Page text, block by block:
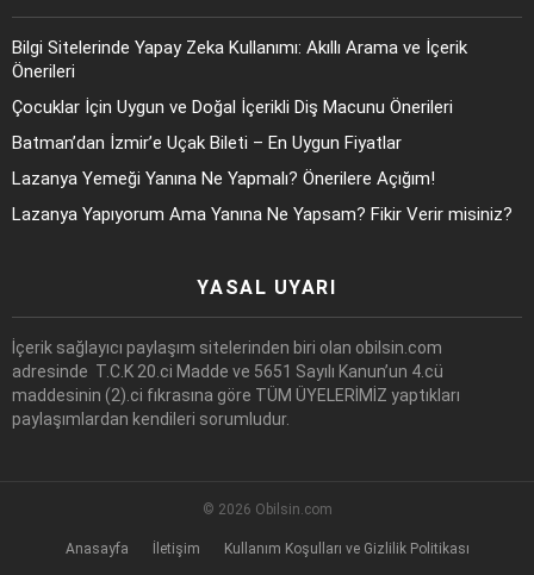
Bilgi Sitelerinde Yapay Zeka Kullanımı: Akıllı Arama ve İçerik
Önerileri
Çocuklar İçin Uygun ve Doğal İçerikli Diş Macunu Önerileri
Batman’dan İzmir’e Uçak Bileti – En Uygun Fiyatlar
Lazanya Yemeği Yanına Ne Yapmalı? Önerilere Açığım!
Lazanya Yapıyorum Ama Yanına Ne Yapsam? Fikir Verir misiniz?
YASAL UYARI
İçerik sağlayıcı paylaşım sitelerinden biri olan obilsin.com
adresinde T.C.K 20.ci Madde ve 5651 Sayılı Kanun’un 4.cü
maddesinin (2).ci fıkrasına göre TÜM ÜYELERİMİZ yaptıkları
paylaşımlardan kendileri sorumludur.
© 2026 Obilsin.com
Anasayfa İletişim Kullanım Koşulları ve Gizlilik Politikası